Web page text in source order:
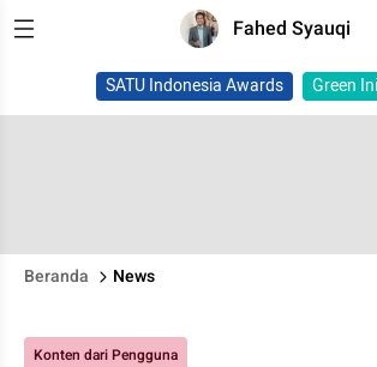
Fahed Syauqi
SATU Indonesia Awards Green
Beranda News
Konten dari Pengguna